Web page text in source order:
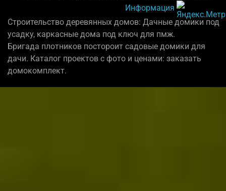
Информация
Строительство деревянных домов: Дачные домики под
усадку, каркасные дома под ключ для пмж.
Бригада плотников постороит садовые домики для
дачи. Каталог проектов с фото и ценами: заказать
домокомплект.